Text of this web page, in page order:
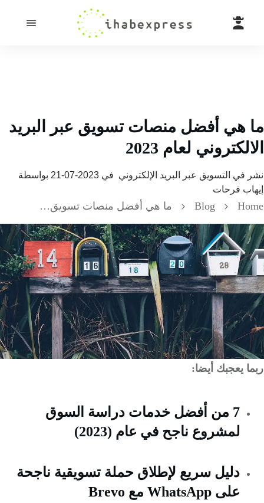
هي أفضل منصات تسويق عبر البريد
لعام 2023
في التسويق عبر البريد الإلكتروني في 2023-07-21
بواسطة
فرحات
Blog ما هي أفضل منصات تسويق عبر البريد الالكتروني لعام 2023
يعجبك أيضا:
7 من أفضل خدمات دراسة السوق
لمشروع ناجح في عام (2023)
دليل سريع لإطلاق حملة تسويقية ناجحة
على WhatsApp مع Brevo